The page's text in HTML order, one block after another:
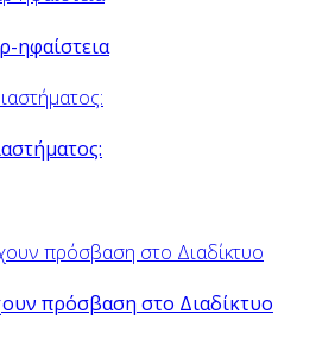
ηφαίστεια
πρόσβαση στο Διαδίκτυο